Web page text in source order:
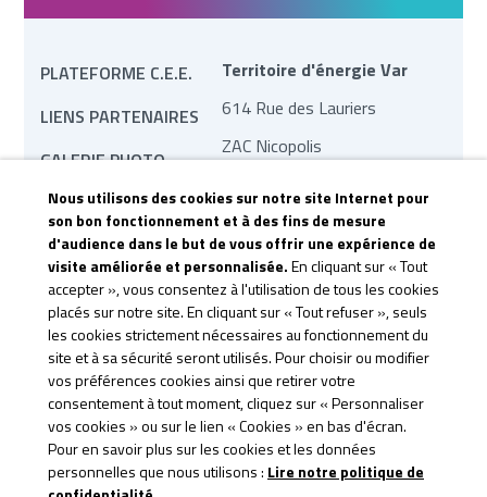
PLATEFORME C.E.E.
LIENS PARTENAIRES
GALERIE PHOTO
MARCHÉS PUBLICS
REVUE DE PRESSE
CONTACTEZ-NOUS
CGU &
CONFIDENTIALITÉ
Territoire d'énergie Var
614 Rue des Lauriers
ZAC Nicopolis
contact@te83.fr
Nous utilisons des cookies sur notre site Internet pour
son bon fonctionnement et à des fins de mesure
d'audience dans le but de vous offrir une expérience de
visite améliorée et personnalisée.En cliquant sur « Tout
accepter », vous consentez à l'utilisation de tous les cookies
placés sur notre site. En cliquant sur « Tout refuser », seuls
les cookies strictement nécessaires au fonctionnement du
site et à sa sécurité seront utilisés. Pour choisir ou modifier
vos préférences cookies ainsi que retirer votre
consentement à tout moment, cliquez sur « Personnaliser
vos cookies » ou sur le lien « Cookies » en bas d'écran.
Pour en savoir plus sur les cookies et les données
personnelles que nous utilisons : Lire notre politique de